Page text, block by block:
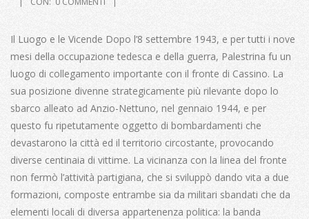
Il Luogo e le Vicende Dopo l’8 settembre 1943, e per tutti i nove
mesi della occupazione tedesca e della guerra, Palestrina fu un
luogo di collegamento importante con il fronte di Cassino. La
sua posizione divenne strategicamente più rilevante dopo lo
sbarco alleato ad Anzio-Nettuno, nel gennaio 1944, e per
questo fu ripetutamente oggetto di bombardamenti che
devastarono la città ed il territorio circostante, provocando
diverse centinaia di vittime. La vicinanza con la linea del fronte
non fermò l’attività partigiana, che si sviluppò dando vita a due
formazioni, composte entrambe sia da militari sbandati che da
elementi locali di diversa appartenenza politica: la banda